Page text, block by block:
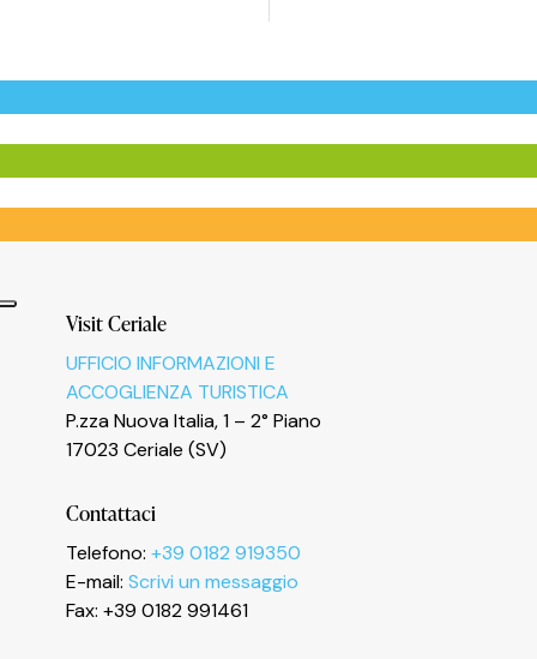
Visit Ceriale
UFFICIO INFORMAZIONI E
ACCOGLIENZA TURISTICA
P.zza Nuova Italia, 1 – 2° Piano
17023 Ceriale (SV)
Contattaci
Telefono: +39 0182 919350
E-mail: Scrivi un messaggio
Fax: +39 0182 991461